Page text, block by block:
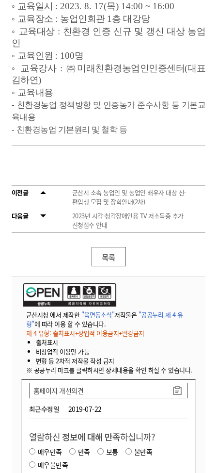
◦ 교육일시 : 2023. 8. 17(목) 14:00 ~ 16:00
◦ 교육장소 : 농업인회관 1 층 대강당
◦ 교육대상 : 친환경 인증 신규 및 갱신 대상 농업
인
◦ 교육인원 : 100명
◦
교육강사 : ㈜미래친환경농업인인증센터(대표
김하연)
◦ 교육내용
- 친환경농업 정책방향 및 인증농가 준수사항 등 기본교
육내용
- 친환경농업 기본원리 및 철학 등
이전글
군산시 소속 농업인 및 농업인 배우자 대상 신·
편입생 모집 및 장학안내(2차)
다음글
2023년 시각·청각장애인용 TV 저소득층 추가
신청접수 안내
목록
군산시청 에서 제작한 "읍면동소식"저작물은 "공공누리 제 4 유
형"에 따라 이용 할 수 있습니다.
제 4 유형: 출처표시+상업적 이용금지+변경금지
출처표시
비상업적 이용만 가능
변형 등 2차적 저작물 작성 금지
※ 공공누리 마크를 클릭하시면 상세내용을 확인 하실 수 있습니다.
최근수정일 2019-07-22
홈페이지 개선의견
열람하신 정보에 대해 만족하십니까?
매우만족 만족 보통
불만족
매우불만족